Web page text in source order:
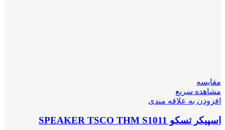
مقایسه
مشاهده سریع
افزودن به علاقه مندی
اسپیکر تسکو SPEAKER TSCO THM S1011